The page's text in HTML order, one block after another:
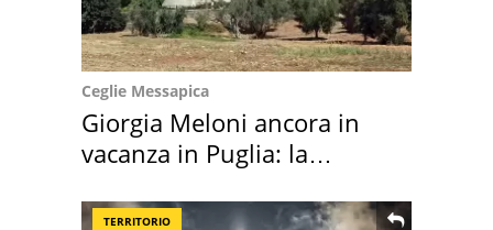
Ceglie Messapica
Giorgia Meloni ancora in
vacanza in Puglia: la
TERRITORIO